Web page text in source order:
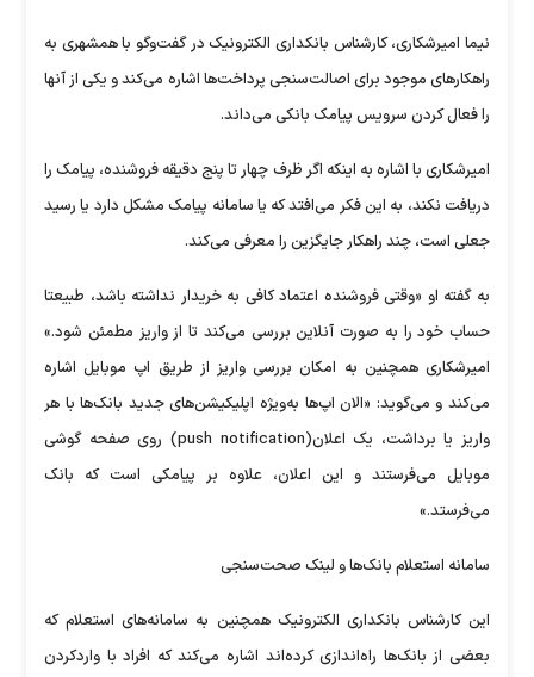
نیما امیرشکاری، کارشناس بانکداری الکترونیک در گفت‌وگو با همشهری به
راهکارهای موجود برای اصالت‌سنجی پرداخت‌ها اشاره می‌کند و یکی از آنها
را فعال کردن سرویس پیامک بانکی می‌داند.
امیرشکاری با اشاره به اینکه اگر ظرف چهار تا پنج دقیقه فروشنده، پیامک را
دریافت نکند، به این فکر می‌افتد که یا سامانه پیامک مشکل دارد یا رسید
جعلی است، چند راهکار جایگزین را معرفی می‌کند.
به‌ گفته او «وقتی فروشنده اعتماد کافی به خریدار نداشته باشد، طبیعتا
حساب خود را به‌ صورت آنلاین بررسی می‌کند تا از واریز مطمئن شود.»
امیرشکاری همچنین به امکان بررسی واریز از طریق اپ موبایل اشاره
می‌کند و می‌گوید: «الان اپ‌ها به‌ویژه اپلیکیشن‌های جدید بانک‌ها با هر
واریز یا برداشت، یک اعلان(push notification) روی صفحه گوشی
موبایل می‌فرستند و این اعلان، علاوه بر پیامکی است که بانک
می‌فرستد.»
سامانه استعلام بانک‌ها و لینک صحت‌سنجی
این کارشناس بانکداری الکترونیک همچنین به سامانه‌های استعلام که
بعضی از بانک‌ها راه‌اندازی کرده‌اند اشاره می‌کند که افراد با واردکردن